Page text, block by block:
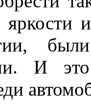
яркости
И